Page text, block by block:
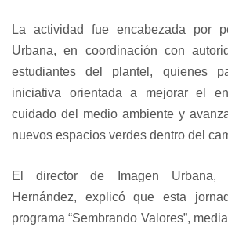
La actividad fue encabezada por
Urbana, en coordinación con
estudiantes del plantel, quienes
iniciativa orientada a mejorar el
cuidado del medio ambiente y
nuevos espacios verdes dentro del
El director de Imagen Urbana,
Hernández, explicó que esta
programa “Sembrando Valores”,